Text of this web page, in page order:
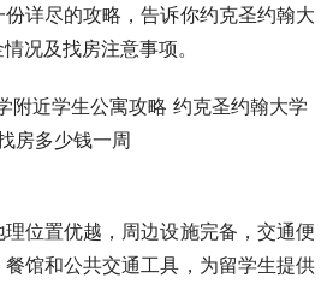
详尽的攻略，告诉你约克圣约翰大
况及找房注意事项。
位置优越，周边设施完备，交通便
馆和公共交通工具，为留学生提供